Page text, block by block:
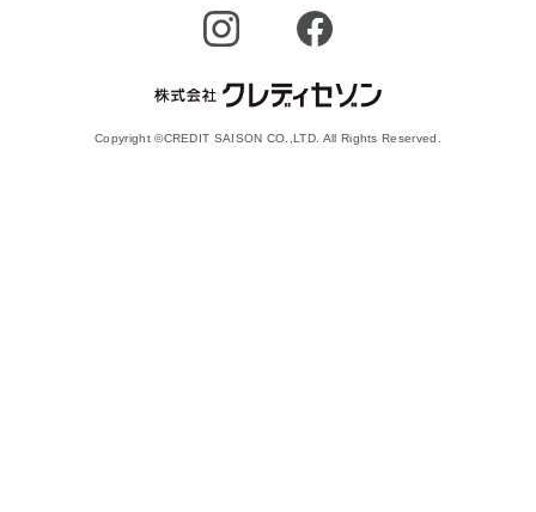
Copyright ©CREDIT SAISON CO.,LTD. All Rights Reserved.